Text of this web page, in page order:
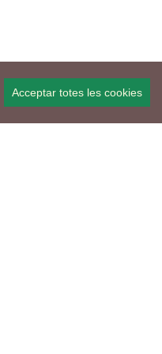
Acceptar totes les cookies